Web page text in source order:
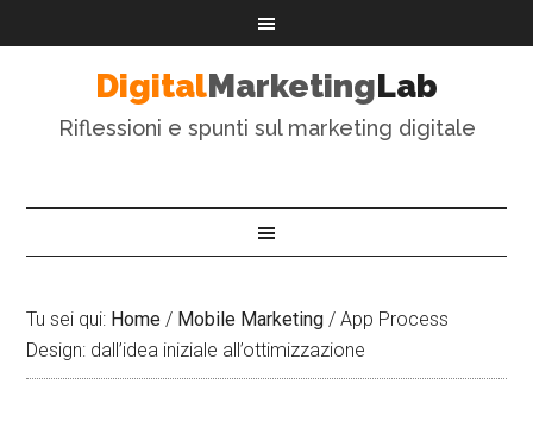
DigitalMarketingLab
Riflessioni e spunti sul marketing digitale
Tu sei qui: Home / Mobile Marketing / App Process
Design: dall’idea iniziale all’ottimizzazione